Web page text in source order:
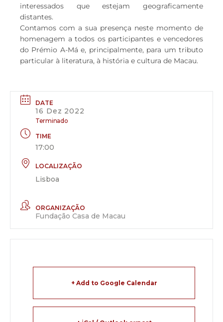
interessados que estejam geograficamente
distantes.
Contamos com a sua presença neste momento de
homenagem a todos os participantes e vencedores
do Prémio A-Má e, principalmente, para um tributo
particular à literatura, à história e cultura de Macau.
DATE
16 Dez 2022
Terminado
TIME
17:00
LOCALIZAÇÃO
Lisboa
ORGANIZAÇÃO
Fundação Casa de Macau
+ Add to Google Calendar